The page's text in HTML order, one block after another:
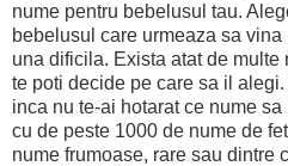
nume pentru bebelusul tau.
bebelusul care urmeaza sa
una dificila. Exista atat de multe
te poti decide pe care sa il
inca nu te-ai hotarat ce nume
cu de peste 1000 de nume de
nume frumoase, rare sau dintre